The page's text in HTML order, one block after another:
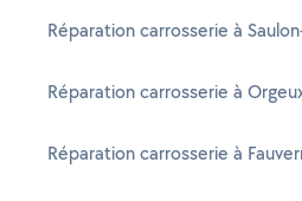
Réparation carrosserie à
Réparation carrosserie à
Réparation carrosserie à